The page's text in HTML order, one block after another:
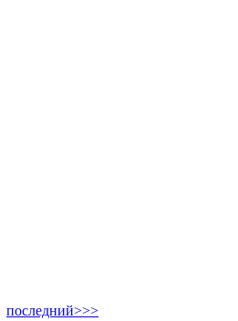
последний>>>